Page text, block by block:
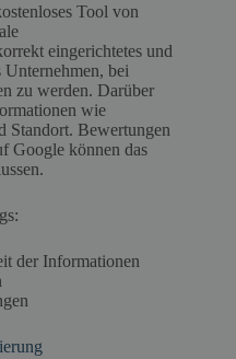
Tool von
eingerichtetes und
bei
zu werden. Darüber
wie
Standort. Bewertungen
Google können das
der Informationen